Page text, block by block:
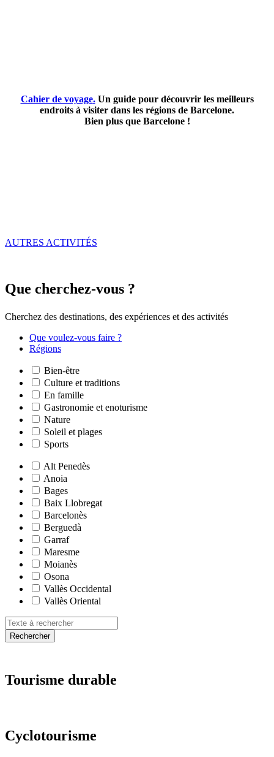
Cahier de voyage.Un guide pour découvrir les meilleurs
endroits à visiter dans les régions de Barcelone.
Bien plus que Barcelone !
AUTRES ACTIVITÉS
Que cherchez-vous ?
Cherchez des destinations, des expériences et des activités
Que voulez-vous faire ?
Régions
Bien-être
Culture et traditions
En famille
Gastronomie et enoturisme
Nature
Soleil et plages
Sports
Alt Penedès
Anoia
Bages
Baix Llobregat
Barcelonès
Berguedà
Garraf
Maresme
Moianès
Osona
Vallès Occidental
Vallès Oriental
Rechercher
Tourisme durable
Cyclotourisme